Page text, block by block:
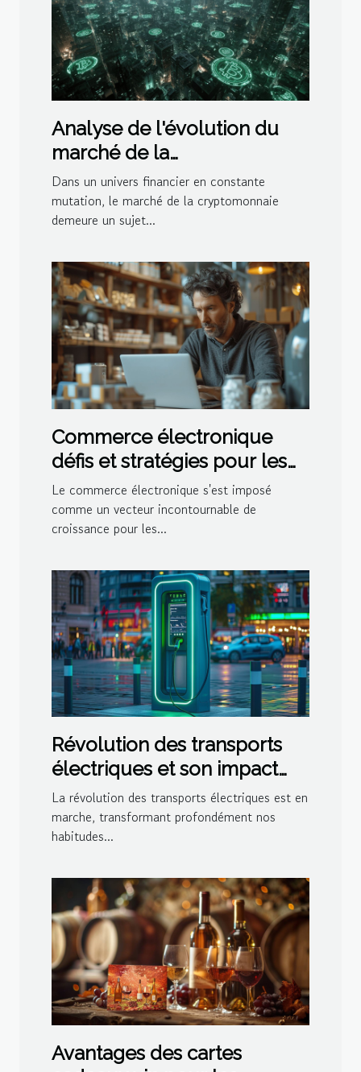
Analyse de l'évolution du
marché de la
cryptomonnaie impacts et
opportunités
Dans un univers financier en constante
mutation, le marché de la cryptomonnaie
demeure un sujet...
Commerce électronique
défis et stratégies pour les
petites entreprises
Le commerce électronique s'est imposé
comme un vecteur incontournable de
croissance pour les...
Révolution des transports
électriques et son impact
sur l'économie locale
La révolution des transports électriques est en
marche, transformant profondément nos
habitudes...
Avantages des cartes